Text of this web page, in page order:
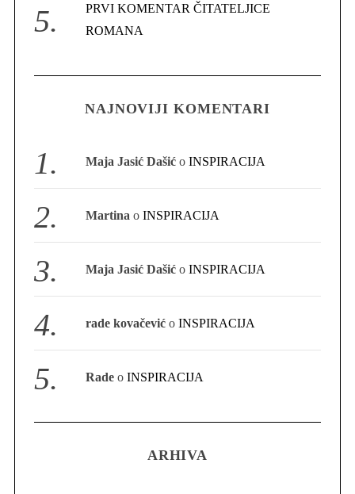
PRVI KOMENTAR ČITATELJICE
ROMANA
NAJNOVIJI KOMENTARI
Maja Jasić Dašić oINSPIRACIJA
Martina oINSPIRACIJA
Maja Jasić Dašić oINSPIRACIJA
rade kovačević oINSPIRACIJA
Rade oINSPIRACIJA
ARHIVA
h
f
o
r
: